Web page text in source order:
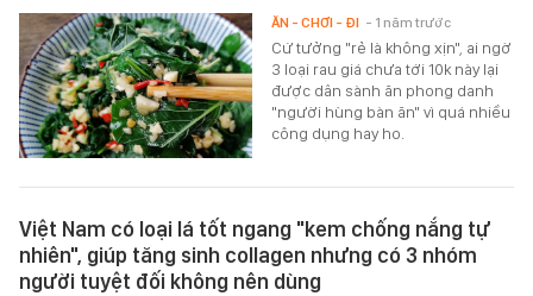
Cứ tưởng "rẻ là không xịn", ai ngờ
3 loại rau giá chưa tới 10k này lại
được dân sành ăn phong danh
"người hùng bàn ăn" vì quá nhiều
công dụng hay ho.
ĂN - CHƠI - ĐI - 1 năm trước
Việt Nam có loại lá tốt ngang "kem chống nắng tự
nhiên", giúp tăng sinh collagen nhưng có 3 nhóm
người tuyệt đối không nên dùng